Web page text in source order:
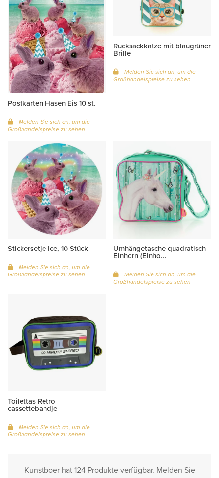
Postkarten Hasen Eis 10 st.
Melden Sie sich an, um die
Großhandelspreise zu sehen
Rucksackkatze mit blaugrüner
Brille
Melden Sie sich an, um die
Großhandelspreise zu sehen
Stickersetje Ice, 10 Stück
Melden Sie sich an, um die
Großhandelspreise zu sehen
Umhängetasche quadratisch
Einhorn (Einho...
Melden Sie sich an, um die
Großhandelspreise zu sehen
Toilettas Retro
cassettebandje
Melden Sie sich an, um die
Großhandelspreise zu sehen
Kunstboer hat 124 Produkte verfügbar. Melden Sie